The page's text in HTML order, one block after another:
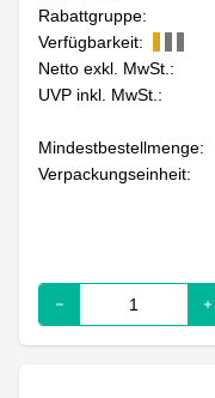
Rabattgruppe:
Verfügbarkeit:
Netto exkl. MwSt.:
UVP inkl. MwSt.:
Mindestbestellmenge:
Verpackungseinheit: